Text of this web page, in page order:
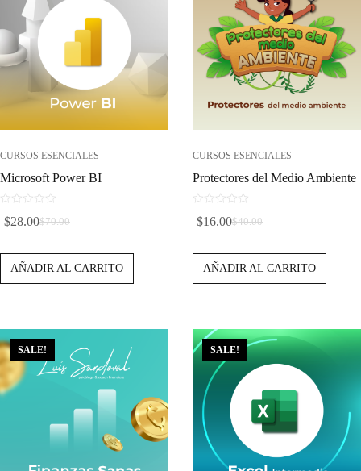
CURSOS ESENCIALES
Microsoft Power BI
d
5
$70.00
El
Precio
Original
$28.00
El
Precio
Actual
AÑADIR AL CARRITO
CURSOS ESENCIALES
Protectores del Medio Ambiente
d
5
$40.00
El
Precio
Original
$16.00
El
Precio
Actual
AÑADIR AL CARRITO
SALE! SALE!